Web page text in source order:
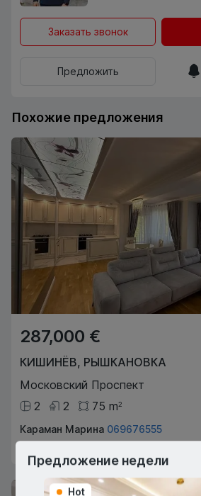
Заказать звонок
Предложить
Похожие предложения
287,000 €
КИШИНЁВ, РЫШКАНОВКА
Московский Проспект
2
2 75 m2
Караман Марина 069676555
Агент по недвижимости
Предложение недели
Hot